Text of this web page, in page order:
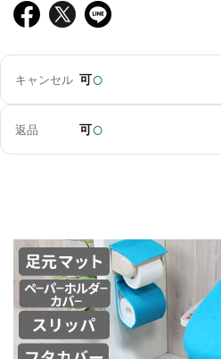
キャンセル 可○
返品 可○